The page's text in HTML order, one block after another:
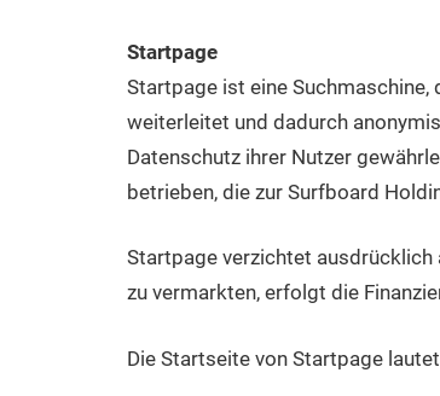
Startpage
Startpage ist eine Suchmaschine,
weiterleitet und dadurch
Datenschutz ihrer Nutzer
betrieben, die zur Surfboard
Startpage verzichtet ausdrücklich
zu vermarkten, erfolgt die
Die Startseite von Startpage